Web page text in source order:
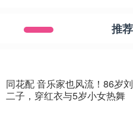
推
同花配 音乐家也风流！86岁
二子，穿红衣与5岁小女热舞